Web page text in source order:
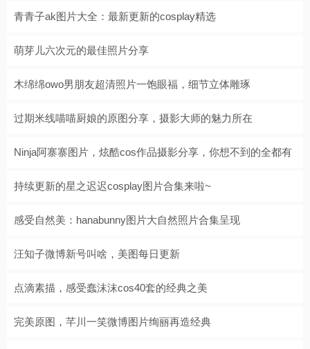
青青子ak图片大全：最新更新的cosplay精选
萌芽儿六次元的最佳照片分享
木绵绵owo男朋友超清照片一饱眼福，细节立体雕琢
过期米线喵喵厨娘的原图分享，摄影大师的魅力所在
Ninja阿寨寨图片，炫酷cos作品摄影分享，你想不到的全都有
持续更新的星之迟迟cosplay图片合集来啦~
感受自然美：hanabunny图片大自然照片合集呈现
汪知子微博新号叫啥，美图每日更新
点滴素描，感受蠢沫沫cos40套的经典之美
完美原图，芊川一笑微博图片绚丽再造经典